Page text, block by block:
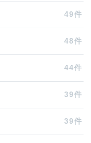
49件
48件
44件
39件
39件